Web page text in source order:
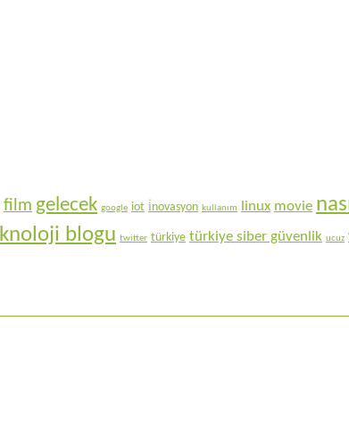
film gelecek google iot i̇novasyon kullanım linux movie
blogu twitter türkiye türkiye siber güvenlik ucuz